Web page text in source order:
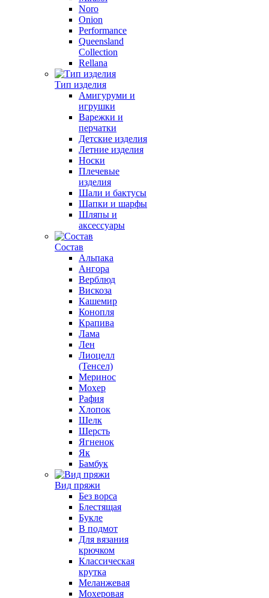
Noro
Onion
Performance
Queensland
Collection
Rellana
Тип изделия
Амигуруми и
игрушки
Варежки и
перчатки
Детские изделия
Летние изделия
Носки
Плечевые
изделия
Шали и бактусы
Шапки и шарфы
Шляпы и
аксессуары
Состав
Альпака
Ангора
Верблюд
Вискоза
Кашемир
Конопля
Крапива
Лама
Лен
Лиоцелл
(Тенсел)
Меринос
Мохер
Рафия
Хлопок
Шелк
Шерсть
Ягненок
Як
Бамбук
Вид пряжи
Без ворса
Блестящая
Букле
В подмот
Для вязания
крючком
Классическая
крутка
Меланжевая
Мохеровая